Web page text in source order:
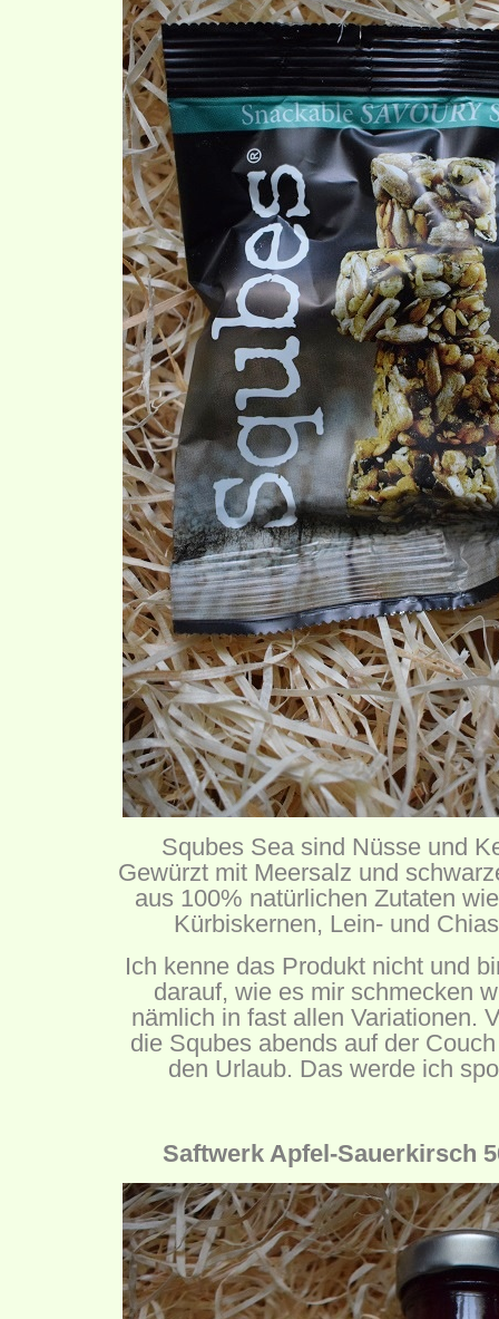
Squbes Sea sind Nüsse und
Gewürzt mit Meersalz und
aus 100% natürlichen Zutaten
Kürbiskernen, Lein- und
Ich kenne das Produkt nicht und
darauf, wie es mir schmecken
nämlich in fast allen Variationen.
die Squbes abends auf der
den Urlaub. Das werde ich
Saftwerk Apfel-Sauerkirsch